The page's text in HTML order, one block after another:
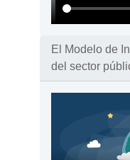
El Modelo de
del sector